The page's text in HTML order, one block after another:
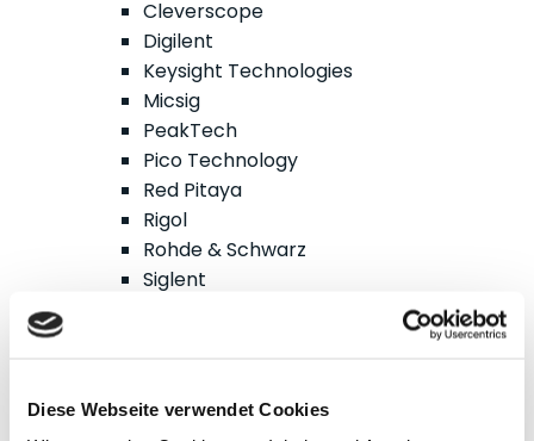
Diese Webseite verwendet Cookies
Cleverscope
Digilent
Keysight Technologies
Micsig
PeakTech
Pico Technology
Red Pitaya
Rigol
Rohde & Schwarz
Siglent
Handheld-Messgeräte